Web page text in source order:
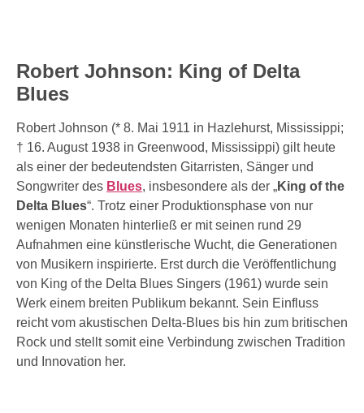
Robert Johnson: King of Delta
Blues
Robert Johnson (* 8. Mai 1911 in Hazlehurst, Mississippi;
† 16. August 1938 in Greenwood, Mississippi) gilt heute
als einer der bedeutendsten Gitarristen, Sänger und
Songwriter des Blues, insbesondere als der „King of the
Delta Blues“. Trotz einer Produktionsphase von nur
wenigen Monaten hinterließ er mit seinen rund 29
Aufnahmen eine künstlerische Wucht, die Generationen
von Musikern inspirierte. Erst durch die Veröffentlichung
von King of the Delta Blues Singers (1961) wurde sein
Werk einem breiten Publikum bekannt. Sein Einfluss
reicht vom akustischen Delta-Blues bis hin zum britischen
Rock und stellt somit eine Verbindung zwischen Tradition
und Innovation her.